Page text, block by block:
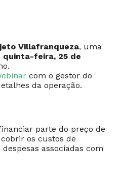
Villafranqueza, uma
quinta-feira, 25 de
com o gestor do
da operação.
parte do preço de
os custos de
associadas com